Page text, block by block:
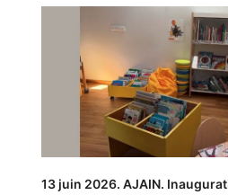
13 juin 2026. AJAIN.